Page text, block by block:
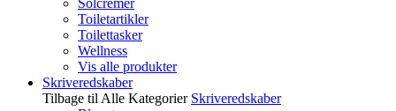
Solcremer
Toiletartikler
Toilettasker
Wellness
Vis alle produkter
Skriveredskaber
Tilbage til Alle Kategorier Skriveredskaber